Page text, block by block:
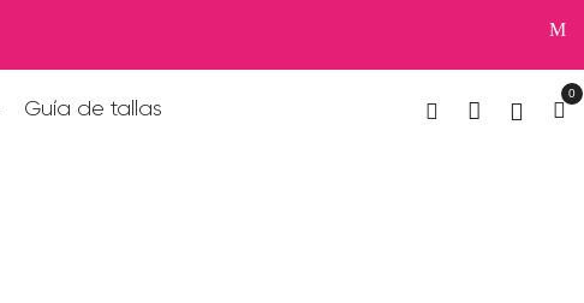
Guía de tallas
0